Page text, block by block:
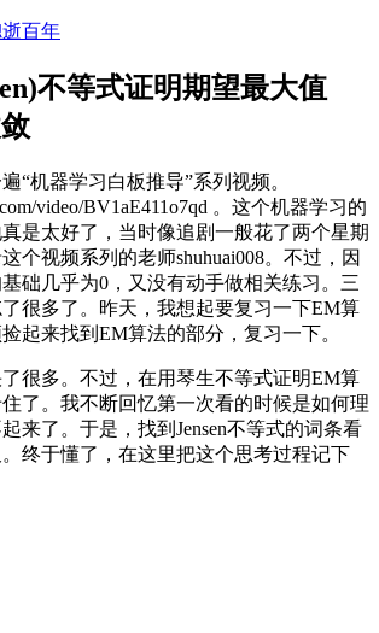
百年
不等式证明期望最大值
“机器学习白板推导”系列视频。
video/BV1aE411o7qd 。这个机器学习的
是太好了，当时像追剧一般花了两个星期
个视频系列的老师shuhuai008。不过，因
础几乎为0，又没有动手做相关练习。三
很多了。昨天，我想起要复习一下EM算
起来找到EM算法的部分，复习一下。
很多。不过，在用琴生不等式证明EM算
了。我不断回忆第一次看的时候是如何理
来了。于是，找到Jensen不等式的词条看
终于懂了，在这里把这个思考过程记下